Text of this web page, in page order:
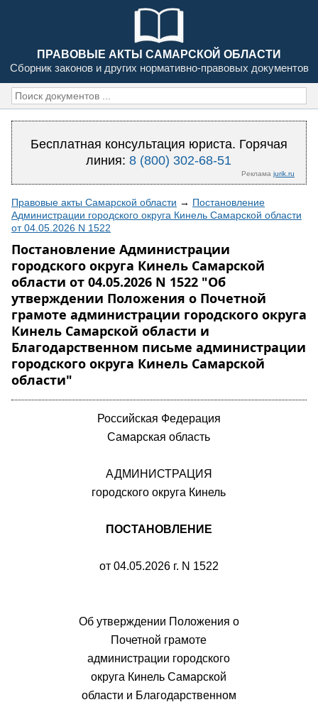
ПРАВОВЫЕ АКТЫ САМАРСКОЙ ОБЛАСТИ
Сборник законов и других нормативно-правовых документов
Бесплатная консультация юриста. Горячая
линия:8 (800) 302-68-51
Реклама jurik.ru
Правовые акты Самарской области → Постановление
Администрации городского округа Кинель Самарской области
от 04.05.2026 N 1522
Постановление Администрации
городского округа Кинель Самарской
области от 04.05.2026 N 1522 "Об
утверждении Положения о Почетной
грамоте администрации городского округа
Кинель Самарской области и
Благодарственном письме администрации
городского округа Кинель Самарской
области"
Российская Федерация
Самарская область
АДМИНИСТРАЦИЯ
городского округа Кинель
ПОСТАНОВЛЕНИЕ
от 04.05.2026 г. N 1522
Об утверждении Положения о
Почетной грамоте
администрации городского
округа Кинель Самарской
области и Благодарственном